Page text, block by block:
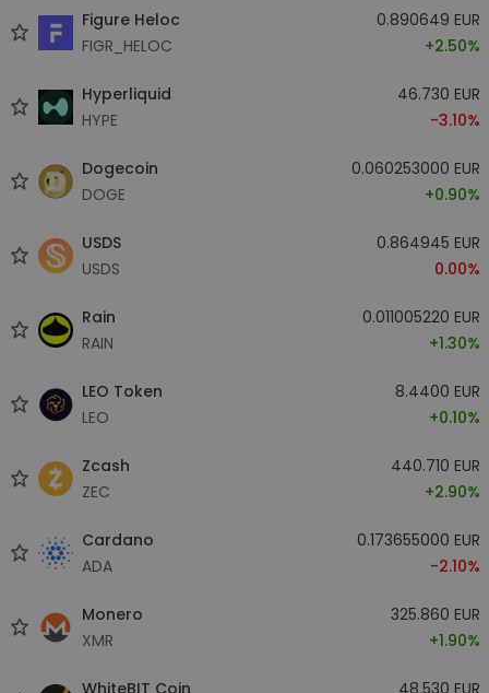
Figure Heloc
FIGR_HELOC
0.890649 EUR
+2.50%
Hyperliquid
HYPE
46.730 EUR
-3.10%
Dogecoin
DOGE
0.060253000 EUR
+0.90%
USDS
USDS
0.864945 EUR
0.00%
Rain
RAIN
0.011005220 EUR
+1.30%
LEO Token
LEO
8.4400 EUR
+0.10%
Zcash
ZEC
440.710 EUR
+2.90%
Cardano
ADA
0.173655000 EUR
-2.10%
Monero
XMR
325.860 EUR
+1.90%
WhiteBIT Coin
48.530 EUR